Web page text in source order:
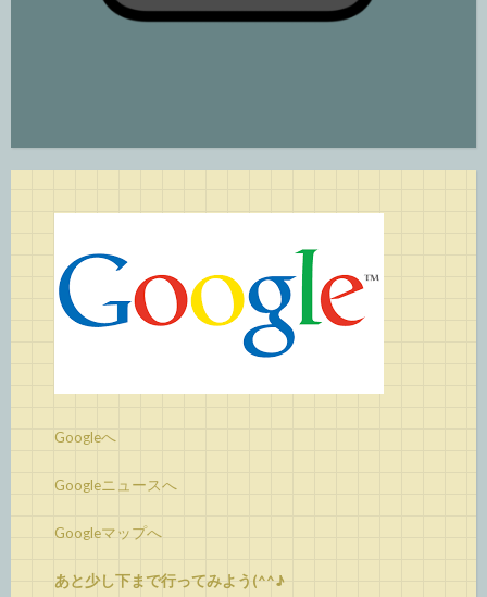
Googleへ
Googleニュースへ
Googleマップへ
あと少し下まで行ってみよう(^^♪